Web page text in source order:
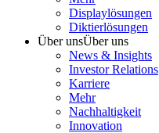
Displaylösungen
Diktierlösungen
Über unsÜber uns
News & Insights
Investor Relations
Karriere
Mehr
Nachhaltigkeit
Innovation